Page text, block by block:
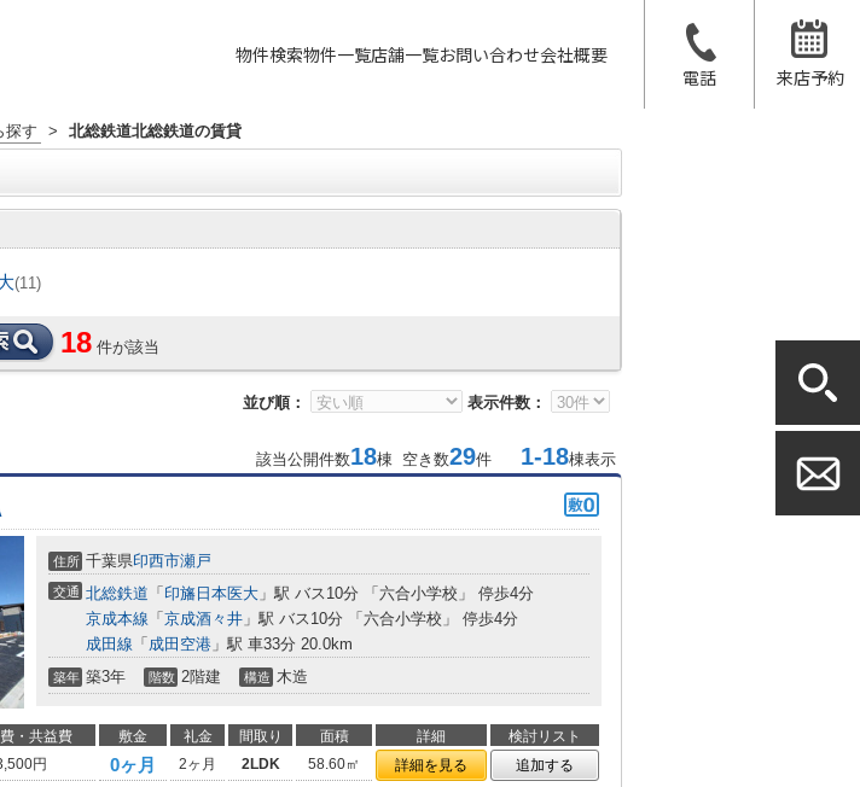
物件検索物件一覧店舗一覧お問い合わせ会社概要
電話
来店予約
探す > 北総鉄道北総鉄道の賃貸
(11)
18 件が該当
並び順： 表示件数：
該当公開件数18棟 空き数29件 1-18棟表示
住所 千葉県印西市瀬戸
交通 北総鉄道 「 印旛日本医大 」駅 バス10分 「六合小学校」 停歩4分
京成本線 「 京成酒々井 」駅 バス10分 「六合小学校」 停歩4分
成田線 「 成田空港 」駅 車33分 20.0km
築年 築3年 階数 2階建 構造 木造
・共益費 敷金 礼金 間取り 面積 詳細
検討リスト
円 0ヶ月 2ヶ月 2LDK 58.60㎡ 詳細を見る 追加する